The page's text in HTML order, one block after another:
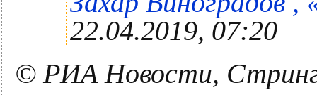
22.04.2019, 07:20
© РИА Новости,